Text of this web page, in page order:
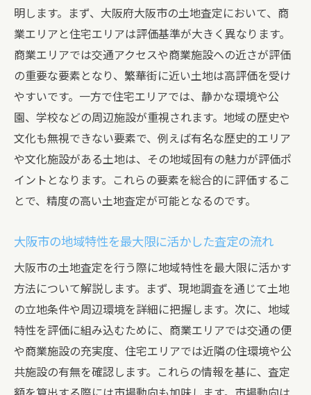
明します。まず、大阪府大阪市の土地査定において、商
業エリアと住宅エリアは評価基準が大きく異なります。
商業エリアでは交通アクセスや商業施設への近さが評価
の重要な要素となり、繁華街に近い土地は高評価を受け
やすいです。一方で住宅エリアでは、静かな環境や公
園、学校などの周辺施設が重視されます。地域の歴史や
文化も無視できない要素で、例えば有名な歴史的エリア
や文化施設がある土地は、その地域固有の魅力が評価ポ
イントとなります。これらの要素を総合的に評価するこ
とで、精度の高い土地査定が可能となるのです。
大阪市の地域特性を最大限に活かした査定の流れ
大阪市の土地査定を行う際に地域特性を最大限に活かす
方法について解説します。まず、現地調査を通じて土地
の立地条件や周辺環境を詳細に把握します。次に、地域
特性を評価に組み込むために、商業エリアでは交通の便
や商業施設の充実度、住宅エリアでは近隣の住環境や公
共施設の有無を確認します。これらの情報を基に、査定